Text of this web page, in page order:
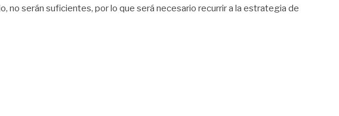
no serán suficientes, por lo que será necesario recurrir a la estrategia de